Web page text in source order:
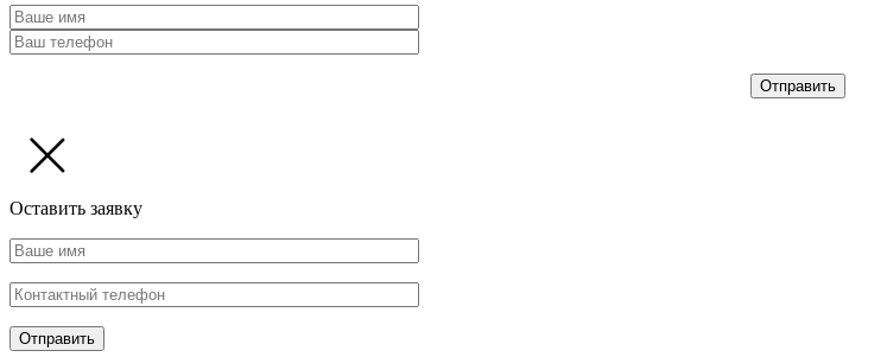
Оставить заявку